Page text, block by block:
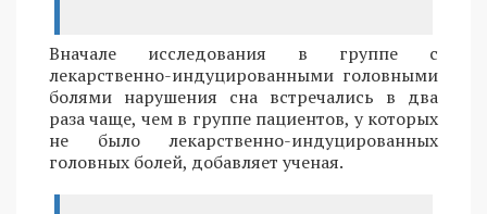
Вначале исследования в группе с
лекарственно-индуцированными головными
болями нарушения сна встречались в два
раза чаще, чем в группе пациентов, у которых
не было лекарственно-индуцированных
головных болей, добавляет ученая.